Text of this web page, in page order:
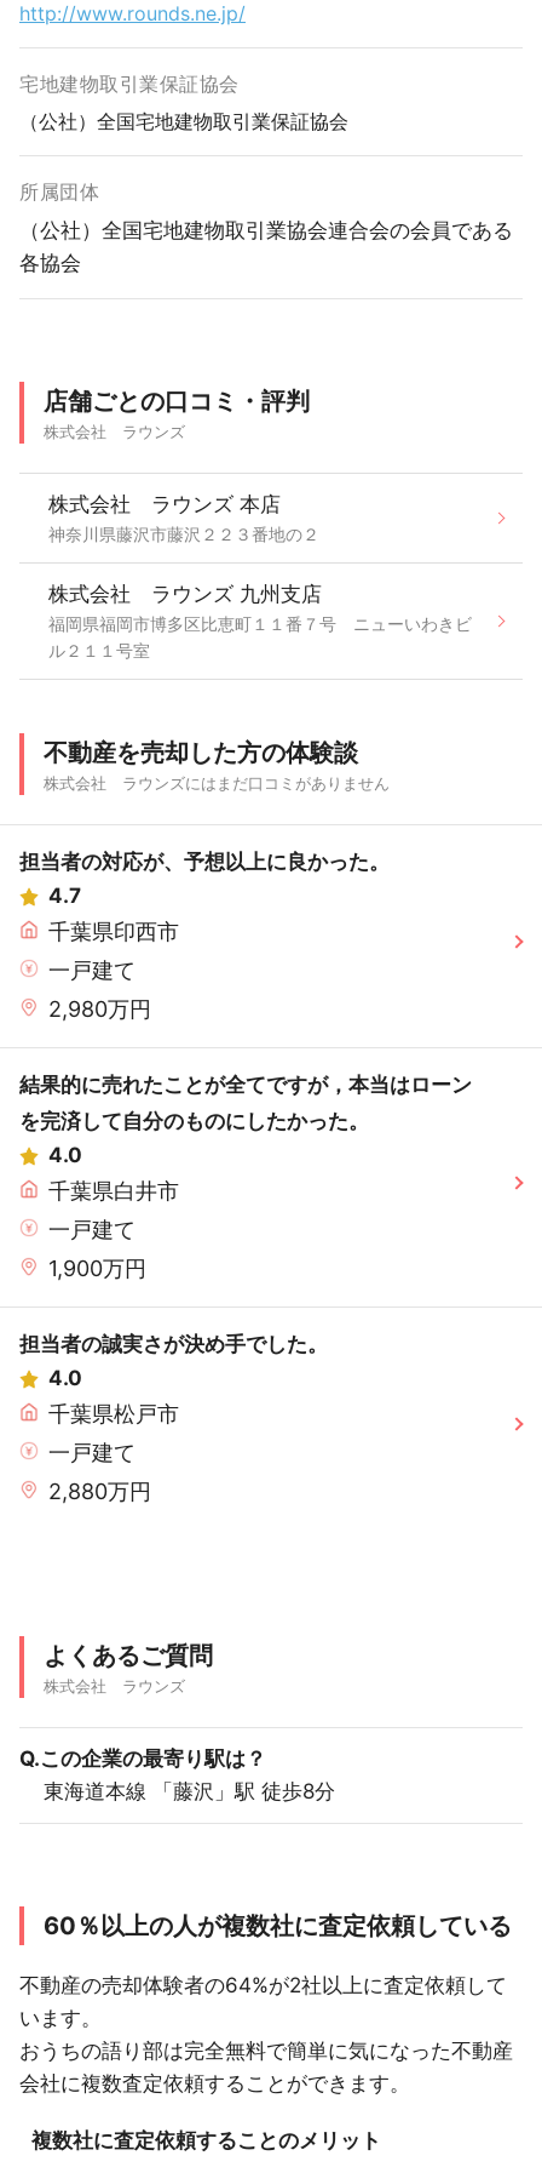
http://www.rounds.ne.jp/
宅地建物取引業保証協会
（公社）全国宅地建物取引業保証協会
所属団体
（公社）全国宅地建物取引業協会連合会の会員である
各協会
店舗ごとの口コミ・評判
株式会社 ラウンズ
株式会社 ラウンズ 本店
神奈川県藤沢市藤沢２２３番地の２
株式会社 ラウンズ 九州支店
福岡県福岡市博多区比恵町１１番７号 ニューいわきビ
ル２１１号室
不動産を売却した方の体験談
株式会社 ラウンズにはまだ口コミがありません
担当者の対応が、予想以上に良かった。
4.7
千葉県印西市
一戸建て
2,980万円
結果的に売れたことが全てですが，本当はローン
を完済して自分のものにしたかった。
4.0
千葉県白井市
一戸建て
1,900万円
担当者の誠実さが決め手でした。
4.0
千葉県松戸市
一戸建て
2,880万円
よくあるご質問
株式会社 ラウンズ
Q.この企業の最寄り駅は？
東海道本線 「藤沢」駅 徒歩8分
60％以上の人が複数社に査定依頼している
不動産の売却体験者の64%が2社以上に査定依頼して
います。
おうちの語り部は完全無料で簡単に気になった不動産
会社に複数査定依頼することができます。
複数社に査定依頼することのメリット